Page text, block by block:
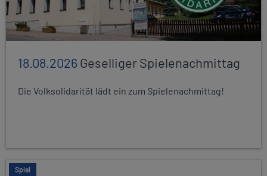
18.08.2026Geselliger Spielenachmittag
Die Volksolidarität lädt ein zum Spielenachmittag!
Spiel